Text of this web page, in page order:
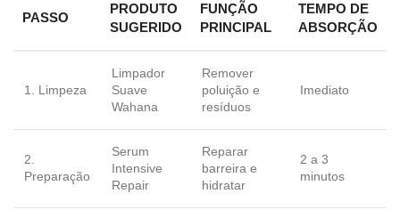
PASSO
PRODUTO
SUGERIDO
FUNÇÃO
PRINCIPAL
TEMPO DE
ABSORÇÃO
1. Limpeza
Limpador
Suave
Wahana
Remover
poluição e
resíduos
Imediato
2.
Preparação
Serum
Intensive
Repair
Reparar
barreira e
hidratar
2 a 3
minutos